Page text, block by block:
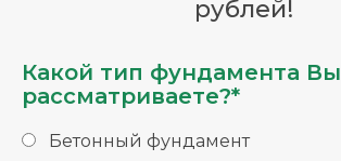
рублей!
Какой тип фундамента Вы
рассматриваете?*
Бетонный фундамент